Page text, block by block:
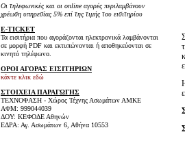
Οι τηλεφωνικές και οι online αγορές περιλαμβάνουν
χρέωση υπηρεσίας 5% επί της τιμής του εισιτηρίου
E-TICKET
Τα εισιτήρια που αγοράζονται ηλεκτρονικά λαμβάνονται
σε μορφή PDF και εκτυπώνονται ή αποθηκεύονται σε
κινητό τηλέφωνο.
ΟΡΟΙ ΑΓΟΡΑΣ ΕΙΣΙΤΗΡΙΩΝ
κάντε κλικ εδώ
ΣΤΟΙΧΕΙΑ ΠΑΡΑΓΩΓΗΣ
ΤΕΧΝΟΦΑΣΗ - Χώρος Τέχνης Ασωμάτων ΑΜΚΕ
ΑΦΜ: 999044039
ΔΟΥ: ΚΕΦΟΔΕ Αθηνών
ΕΔΡΑ: Αγ. Ασωμάτων 6, Αθήνα 10553